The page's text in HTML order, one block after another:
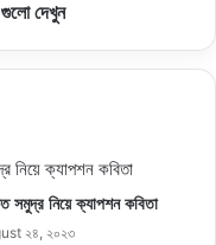
দেখুন
সমুদ্র নিয়ে ক্যাপশন কবিতা
২৪, ২০২৩